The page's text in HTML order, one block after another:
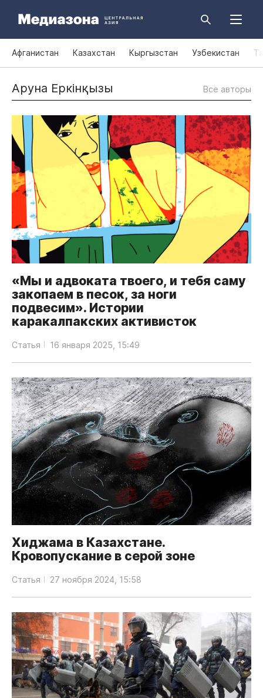
Афганистан Казахстан Кыргызстан Узбекистан
Аруна Еркінқызы Все авторы
«Мы и адвоката твоего, и тебя саму
закопаем в песок, за ноги
подвесим». Истории
каракалпакских активисток
Статья 16 января 2025, 15:49
Хиджама в Казахстане.
Кровопускание в серой зоне
Статья 27 ноября 2024, 15:58